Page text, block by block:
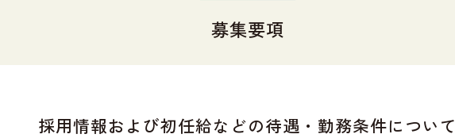
募集要項
採用情報および初任給などの待遇・勤務条件について